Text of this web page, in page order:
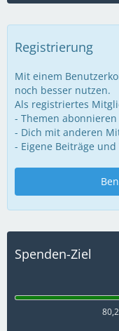
Registrierung
Mit einem
noch besser nutzen.
Als registriertes
- Themen
- Dich mit anderen
- Eigene Beiträge
Spenden-Ziel